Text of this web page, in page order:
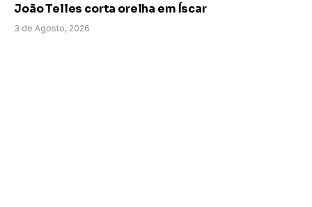
João Telles corta orelha em Íscar
3 de Agosto, 2026